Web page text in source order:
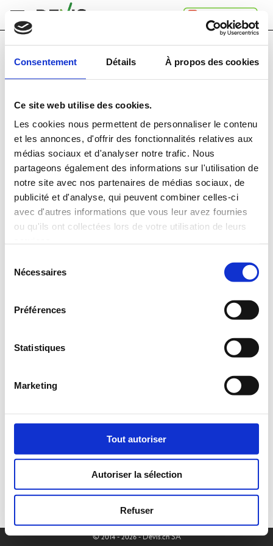
Consentement Détails À propos des cookies
Ce site web utilise des cookies.
Les cookies nous permettent de personnaliser le contenu
et les annonces, d'offrir des fonctionnalités relatives aux
médias sociaux et d'analyser notre trafic. Nous
partageons également des informations sur l'utilisation de
notre site avec nos partenaires de médias sociaux, de
publicité et d'analyse, qui peuvent combiner celles-ci
avec d'autres informations que vous leur avez fournies
ou qu'ils ont collectées lors de votre utilisation de leurs
Nécessaires
Préférences
Statistiques
Marketing
Tout autoriser
Autoriser la sélection
Refuser
Accueil
ça
A
propos
Devis.ch
SA
Contact
Espace
entreprises
Mentions
légales
Gratuitement et sans engagement,
recevezjusqu'à 4 devis !
Type de service
Nettoyage fin de chantier
Type d'habitation
Villa
Description du nettoyage à effectuer
Souhaitez-vous joindre un document ?
© 2014 - 2026 - Devis.ch SA